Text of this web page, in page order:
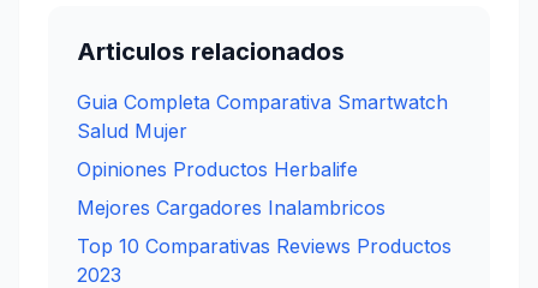
Articulos relacionados
Guia Completa Comparativa Smartwatch
Salud Mujer
Opiniones Productos Herbalife
Mejores Cargadores Inalambricos
Top 10 Comparativas Reviews Productos
2023